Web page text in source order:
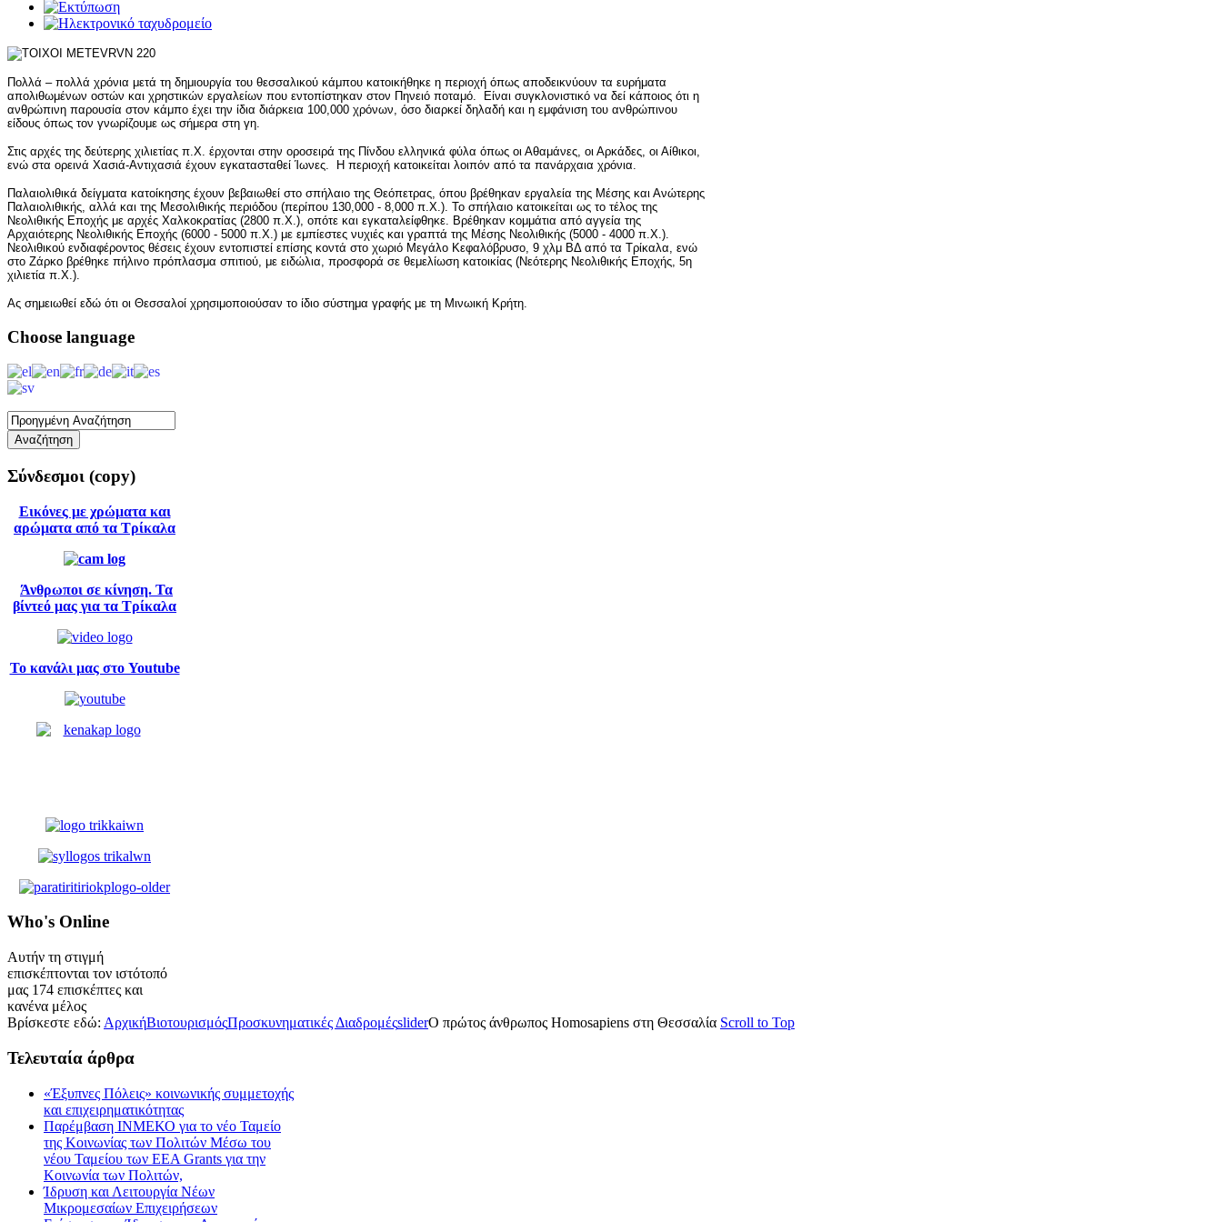
Πολλά – πολλά χρόνια μετά τη δημιουργία του θεσσαλικού κάμπου κατοικήθηκε η περιοχή όπως αποδεικνύουν τα ευρήματα
απολιθωμένων οστών και χρηστικών εργαλείων που εντοπίστηκαν στον Πηνειό ποταμό. Είναι συγκλονιστικό να δεί κάποιος ότι η
ανθρώπινη παρουσία στον κάμπο έχει την ίδια διάρκεια 100,000 χρόνων, όσο διαρκεί δηλαδή και η εμφάνιση του ανθρώπινου
είδους όπως τον γνωρίζουμε ως σήμερα στη γη.
Στις αρχές της δεύτερης χιλιετίας π.Χ. έρχονται στην οροσειρά της Πίνδου ελληνικά φύλα όπως οι Αθαμάνες, οι Αρκάδες, οι Αίθικοι,
ενώ στα ορεινά Χασιά-Αντιχασιά έχουν εγκατασταθεί Ίωνες. Η περιοχή κατοικείται λοιπόν από τα πανάρχαια χρόνια.
Παλαιολιθικά δείγματα κατοίκησης έχουν βεβαιωθεί στο σπήλαιο της Θεόπετρας, όπου βρέθηκαν εργαλεία της Μέσης και Ανώτερης
Παλαιολιθικής, αλλά και της Μεσολιθικής περιόδου (περίπου 130,000 - 8,000 π.Χ.). Το σπήλαιο κατοικείται ως το τέλος της
Νεολιθικής Εποχής με αρχές Χαλκοκρατίας (2800 π.Χ.), οπότε και εγκαταλείφθηκε. Βρέθηκαν κομμάτια από αγγεία της
Αρχαιότερης Νεολιθικής Εποχής (6000 - 5000 π.Χ.) με εμπίεστες νυχιές και γραπτά της Μέσης Νεολιθικής (5000 - 4000 π.Χ.).
Νεολιθικού ενδιαφέροντος θέσεις έχουν εντοπιστεί επίσης κοντά στο χωριό Μεγάλο Κεφαλόβρυσο, 9 χλμ ΒΔ από τα Τρίκαλα, ενώ
στο Ζάρκο βρέθηκε πήλινο πρόπλασμα σπιτιού, με ειδώλια, προσφορά σε θεμελίωση κατοικίας (Νεότερης Νεολιθικής Εποχής, 5η
χιλιετία π.Χ.).
Ας σημειωθεί εδώ ότι οι Θεσσαλοί χρησιμοποιούσαν το ίδιο σύστημα γραφής με τη Μινωική Κρήτη.
Choose language
Σύνδεσμοι (copy)
Εικόνες με χρώματα και
αρώματα από τα Τρίκαλα
Άνθρωποι σε κίνηση. Τα
βίντεό μας για τα Τρίκαλα
Το κανάλι μας στο Youtube
Who's Online
Αυτήν τη στιγμή
επισκέπτονται τον ιστότοπό
μας 174 επισκέπτες και
κανένα μέλος
Βρίσκεστε εδώ: ΑρχικήΒιοτουρισμόςΠροσκυνηματικές ΔιαδρομέςsliderΟ πρώτος άνθρωπος Homosapiens στη Θεσσαλία Scroll to Top
Τελευταία άρθρα
«Έξυπνες Πόλεις» κοινωνικής συμμετοχής
και επιχειρηματικότητας
Παρέμβαση ΙΝΜΕΚΟ για το νέο Ταμείο
της Κοινωνίας των Πολιτών Μέσω του
νέου Ταμείου των ΕΕΑ Grants για την
Κοινωνία των Πολιτών,
Ίδρυση και Λειτουργία Νέων
Μικρομεσαίων Επιχειρήσεων